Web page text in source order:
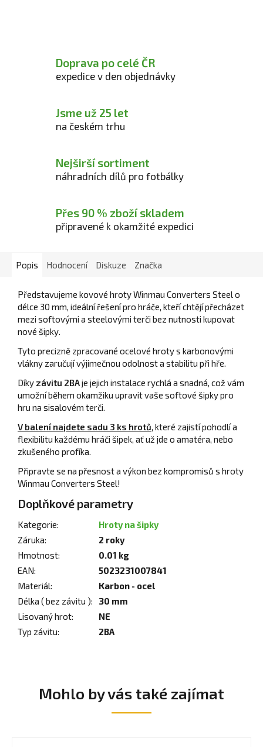
Doprava po celé ČR
expedice v den objednávky
Jsme už 25 let
na českém trhu
Nejširší sortiment
náhradních dílů pro fotbálky
Přes 90 % zboží skladem
připravené k okamžité expedici
Popis Hodnocení Diskuze Značka
Představujeme kovové hroty Winmau Converters Steel o
délce 30 mm, ideální řešení pro hráče, kteří chtějí přecházet
mezi softovými a steelovými terči bez nutnosti kupovat
nové šipky.
Tyto precizně zpracované ocelové hroty s karbonovými
vlákny zaručují výjimečnou odolnost a stabilitu při hře.
Díky závitu 2BAje jejich instalace rychlá a snadná, což vám
umožní během okamžiku upravit vaše softové šipky pro
hru na sisalovém terči.
V balení najdete sadu 3 ks hrotů, které zajistí pohodlí a
flexibilitu každému hráči šipek, ať už jde o amatéra, nebo
zkušeného profíka.
Připravte se na přesnost a výkon bez kompromisů s hroty
Winmau Converters Steel!
Doplňkové parametry
Kategorie:
Hroty na šipky
Záruka:
2 roky
Hmotnost:
0.01 kg
EAN:
5023231007841
Materiál:
Karbon - ocel
Délka ( bez závitu ):
30 mm
Lisovaný hrot:
NE
Typ závitu: 2BA
Mohlo by vás také zajímat